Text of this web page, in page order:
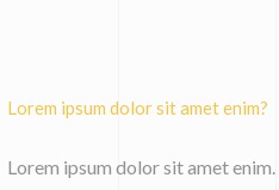
Lorem ipsum dolor sit amet enim?
Lorem ipsum dolor sit amet